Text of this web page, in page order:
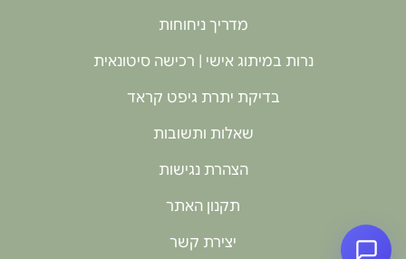
מדריך ניחוחות
נרות במיתוג אישי | רכישה סיטונאית
בדיקת יתרת גיפט קראד
שאלות ותשובות
הצהרת נגישות
תקנון האתר
יצירת קשר